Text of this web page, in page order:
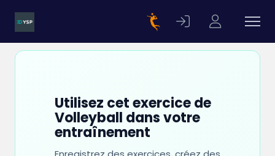
Utilisez cet exercice de
Volleyball dans votre
entraînement